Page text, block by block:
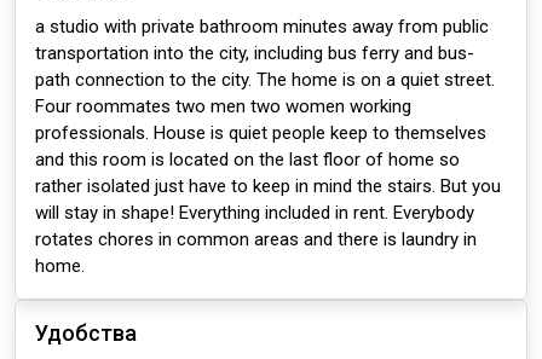
a studio with private bathroom minutes away from public
transportation into the city, including bus ferry and bus-
path connection to the city. The home is on a quiet street.
Four roommates two men two women working
professionals. House is quiet people keep to themselves
and this room is located on the last floor of home so
rather isolated just have to keep in mind the stairs. But you
will stay in shape! Everything included in rent. Everybody
rotates chores in common areas and there is laundry in
home.
Удобства